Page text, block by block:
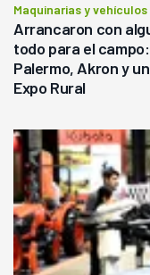
Maquinarias y vehículos
Arrancaron con
todo para el
Palermo, Akron y
Expo Rural